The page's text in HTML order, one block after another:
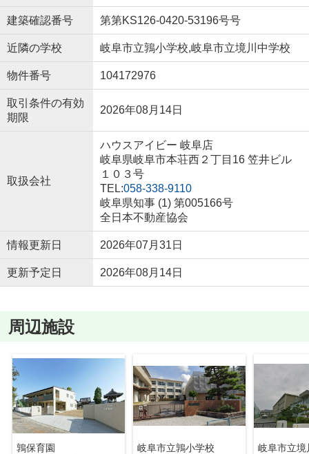
建築確認番号 第第KS126-0420-53196号号
近隣の学校 岐阜市立鶉小学校,岐阜市立境川中学校
物件番号 104172976
取引条件の有効
期限
2026年08月14日
取扱会社
ハウスアイビー 岐阜店
岐阜県岐阜市本荘西２丁目16 笠井ビル
１０３号
TEL:058-338-9110
岐阜県知事 (1) 第005166号
全日本不動産協会
情報更新日 2026年07月31日
更新予定日 2026年08月14日
周辺施設
鶉保育園
岐阜市立鶉小学校
岐阜市立境